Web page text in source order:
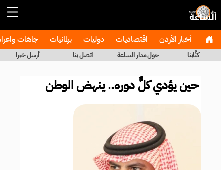
أخبار الأردن اقتصاديات دوليات برلمانيات جاهات
كتَّابنا حول مدار الساعة اتصل بنا أرسل خبرا
حين يؤدي كلٌّ دوره.. ينهض الوطن